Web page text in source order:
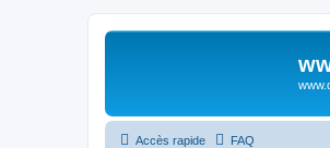
Accès rapide FAQ